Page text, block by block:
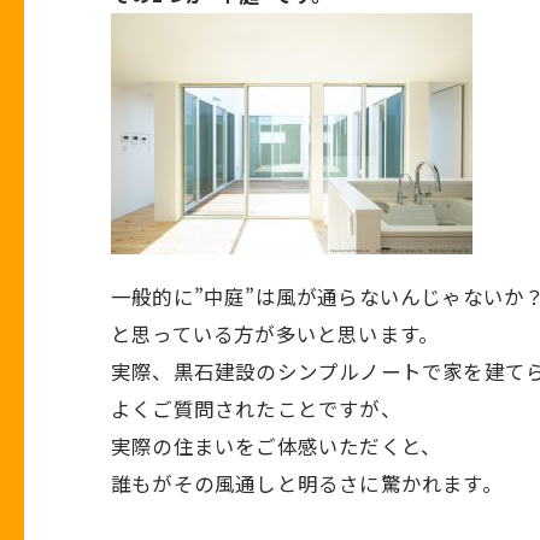
一般的に”中庭”は風が通らないんじゃないか？
と思っている方が多いと思います。
実際、黒石建設のシンプルノートで家を建て
よくご質問されたことですが、
実際の住まいをご体感いただくと、
誰もがその風通しと明るさに驚かれます。